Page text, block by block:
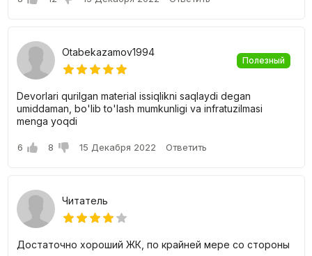
Otabekazamov1994
Полезный
Devorlari qurilgan material issiqlikni saqlaydi degan
umiddaman, bo'lib to'lash mumkunligi va infratuzilmasi
menga yoqdi
6 8 15 Декабря 2022 Ответить
Читатель
Достаточно хороший ЖК, по крайней мере со стороны